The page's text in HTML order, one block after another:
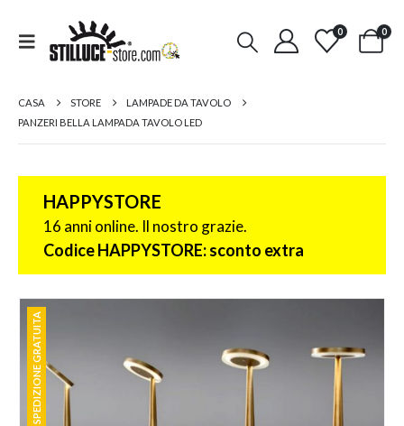
0 0
CASA STORE
LAMPADE DA TAVOLO
PANZERI BELLA LAMPADA TAVOLO LED
HAPPYSTORE
16 anni online. Il nostro grazie.
Codice HAPPYSTORE: sconto extra
SPEDIZIONE GRATUITA
SPEDIZIONE GRATUITA